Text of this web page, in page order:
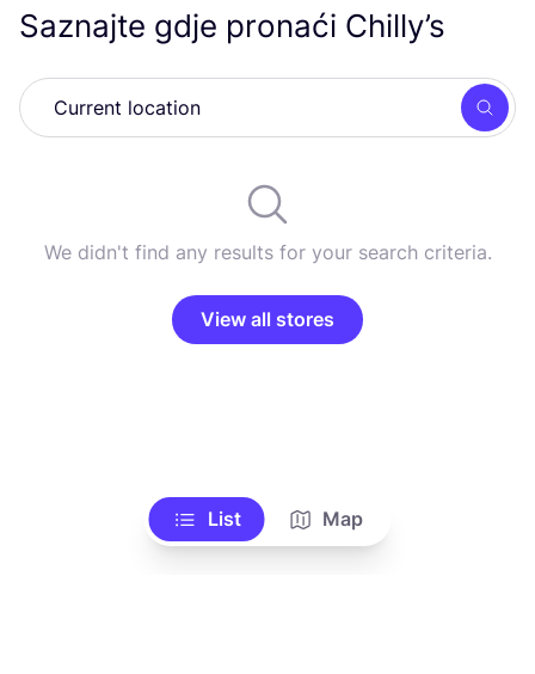
Saznajte gdje pronaći Chilly’s
We didn't find any results for your search criteria.
View all stores
List Map